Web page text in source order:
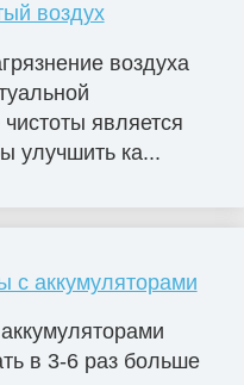
воздух
воздуха
является
улучшить ка...
с аккумуляторами
в 3-6 раз больше